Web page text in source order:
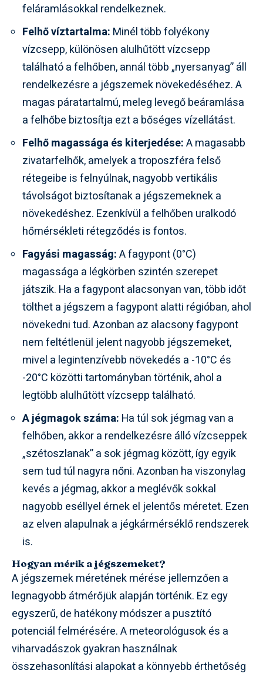
feláramlásokkal rendelkeznek.
Felhő víztartalma: Minél több folyékony
vízcsepp, különösen alulhűtött vízcsepp
található a felhőben, annál több „nyersanyag” áll
rendelkezésre a jégszemek növekedéséhez. A
magas páratartalmú, meleg levegő beáramlása
a felhőbe biztosítja ezt a bőséges vízellátást.
Felhő magassága és kiterjedése:A magasabb
zivatarfelhők, amelyek a troposzféra felső
rétegeibe is felnyúlnak, nagyobb vertikális
távolságot biztosítanak a jégszemeknek a
növekedéshez. Ezenkívül a felhőben uralkodó
hőmérsékleti rétegződés is fontos.
Fagyási magasság:A fagypont (0°C)
magassága a légkörben szintén szerepet
játszik. Ha a fagypont alacsonyan van, több időt
tölthet a jégszem a fagypont alatti régióban, ahol
növekedni tud. Azonban az alacsony fagypont
nem feltétlenül jelent nagyobb jégszemeket,
mivel a legintenzívebb növekedés a -10°C és
-20°C közötti tartományban történik, ahol a
legtöbb alulhűtött vízcsepp található.
A jégmagok száma: Ha túl sok jégmag van a
felhőben, akkor a rendelkezésre álló vízcseppek
„szétoszlanak” a sok jégmag között, így egyik
sem tud túl nagyra nőni. Azonban ha viszonylag
kevés a jégmag, akkor a meglévők sokkal
nagyobb eséllyel érnek el jelentős méretet. Ezen
az elven alapulnak a jégkármérséklő rendszerek
is.
Hogyan mérik a jégszemeket?
A jégszemek méretének mérése jellemzően a
legnagyobb átmérőjük alapján történik. Ez egy
egyszerű, de hatékony módszer a pusztító
potenciál felmérésére. A meteorológusok és a
viharvadászok gyakran használnak
összehasonlítási alapokat a könnyebb érthetőség